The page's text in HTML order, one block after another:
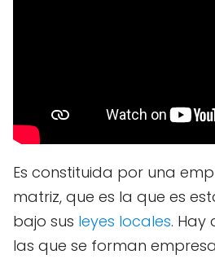
Es constituida por una
matriz, que es la que es
bajo sus leyes locales. Hay
las que se forman